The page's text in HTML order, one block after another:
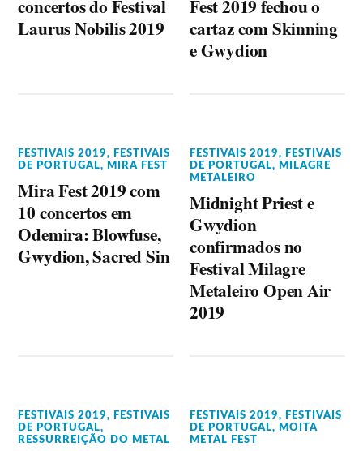
concertos do Festival
Laurus Nobilis 2019
Fest 2019 fechou o
cartaz com Skinning
e Gwydion
FESTIVAIS 2019,
FESTIVAIS
DE PORTUGAL, MIRA FEST
Mira Fest 2019 com
10 concertos em
Odemira: Blowfuse,
Gwydion, Sacred Sin
FESTIVAIS 2019,
FESTIVAIS
DE PORTUGAL, MILAGRE
METALEIRO
Midnight Priest e
Gwydion
confirmados no
Festival Milagre
Metaleiro Open Air
2019
FESTIVAIS 2019,
FESTIVAIS
DE PORTUGAL,
RESSURREIÇÃO DO METAL
FESTIVAIS 2019,
FESTIVAIS
DE PORTUGAL, MOITA
METAL FEST